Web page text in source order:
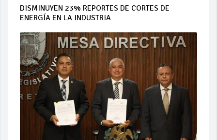
DISMINUYEN 23% REPORTES DE CORTES DE
ENERGÍA EN LA INDUSTRIA